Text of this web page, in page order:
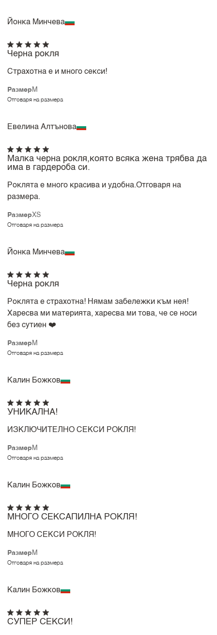
Йонка Минчева
Размер M
Отговаря на размера
Черна рокля
Страхотна е и много секси!
Евелина Алтънова
РазмерXS
Отговаря на размера
Малка черна рокля,която всяка жена трябва да
има в гардероба си.
Роклята е много красива и удобна.Отговаря на
размера.
Йонка Минчева
Размер M
Отговаря на размера
Черна рокля
Роклята е страхотна! Нямам забележки към нея!
Харесва ми материята, харесва ми това, че се носи
без сутиен ❤️
Калин Божков
Размер M
Отговаря на размера
УНИКАЛНА!
ИЗКЛЮЧИТЕЛНО СЕКСИ РОКЛЯ!
Калин Божков
Размер M
Отговаря на размера
МНОГО СЕКСАПИЛНА РОКЛЯ!
МНОГО СЕКСИ РОКЛЯ!
Калин Божков
СУПЕР СЕКСИ!